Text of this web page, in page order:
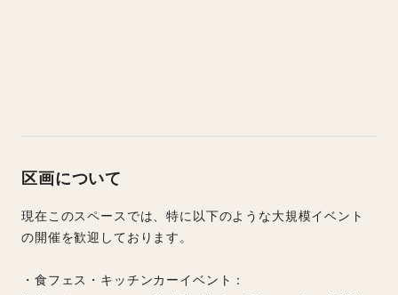
区画について
現在このスペースでは、特に以下のような大規模イベント
の開催を歓迎しております。
・食フェス・キッチンカーイベント：